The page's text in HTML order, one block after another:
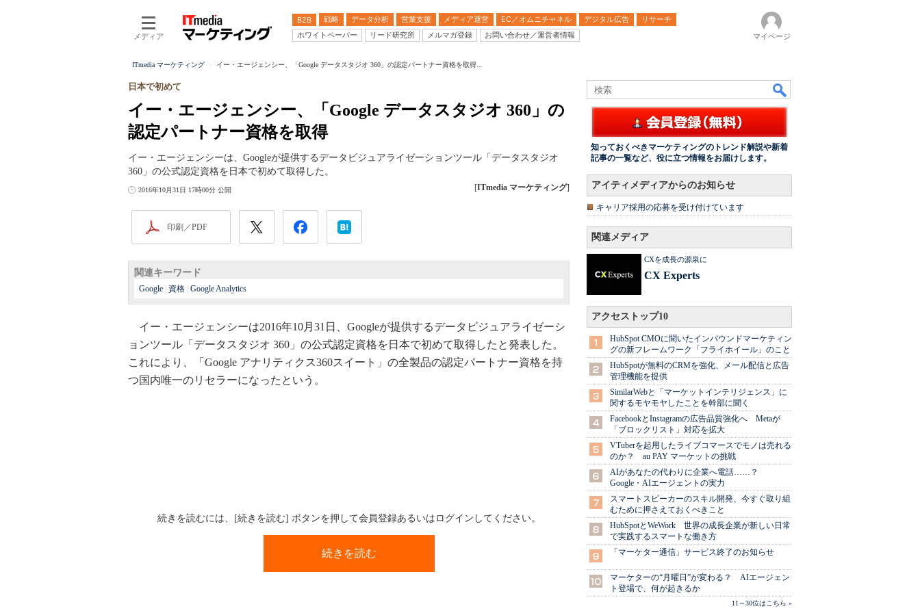
メディア
B2B 戦略 データ分析 営業支援 メディア運営 EC／オムニチャネル デジタル広告
リサーチ
ホワイトペーパー
リード研究所 メルマガ登録 お問い合わせ／運営者情報 マイページ
ITmedia マーケティング イー・エージェンシー、「Google データスタジオ 360」の認定パートナー資格を取得...
イー・エージェンシー、「Google データスタジオ 360」の
認定パートナー資格を取得
日本で初めて
イー・エージェンシーは、Googleが提供するデータビジュアライゼーションツール「データスタジオ
360」の公式認定資格を日本で初めて取得した。
2016年10月31日 17時00分 公開 [ITmedia マーケティング]
印刷／PDF
関連キーワード
Google 資格 Google Analytics
イー・エージェンシーは2016年10月31日、Googleが提供するデータビジュアライゼーシ
ョンツール「データスタジオ 360」の公式認定資格を日本で初めて取得したと発表した。
これにより、「Google アナリティクス360スイート」の全製品の認定パートナー資格を持
つ国内唯一のリセラーになったという。
続きを読むには、[続きを読む] ボタンを押して会員登録あるいはログインしてください。
続きを読む
知っておくべきマーケティングのトレンド解説や新着
記事の一覧など、役に立つ情報をお届けします。
アイティメディアからのお知らせ
キャリア採用の応募を受け付けています
関連メディア
CXを成長の源泉に
CX Experts
アクセストップ10
HubSpot CMOに聞いたインバウンドマーケティン
グの新フレームワーク「フライホイール」のこと
HubSpotが無料のCRMを強化、メール配信と広告
管理機能を提供
SimilarWebと「マーケットインテリジェンス」に
関するモヤモヤしたことを幹部に聞く
FacebookとInstagramの広告品質強化へ Metaが
「ブロックリスト」対応を拡大
VTuberを起用したライブコマースでモノは売れる
のか？ au PAY マーケットの挑戦
AIがあなたの代わりに企業へ電話……？
Google・AIエージェントの実力
スマートスピーカーのスキル開発、今すぐ取り組
むために押さえておくべきこと
HubSpotとWeWork 世界の成長企業が新しい日常
で実践するスマートな働き方
「マーケター通信」サービス終了のお知らせ
マーケターの“月曜日”が変わる？ AIエージェン
ト登場で、何が起きるか
11～30位はこちら »